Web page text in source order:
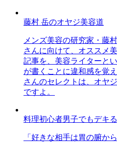
藤村 岳のオヤジ美容道
メンズ美容の研究家・藤
さんに向けて、オススメ
記事を、美容ライターと
が書くことに違和感を覚
さんのセレクトは、オヤ
ですよ。
料理初心者男子でもデキ
「好きな相手は胃の腑か